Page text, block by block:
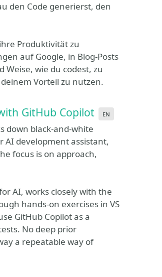
den Code generierst, den
Produktivität zu
auf Google, in Blog-Posts
Weise, wie du codest, zu
Vorteil zu nutzen.
GitHub Copilot en
down black-and-white
AI development assistant,
focus is on approach,
AI, works closely with the
hands-on exercises in VS
GitHub Copilot as a
No deep prior
a repeatable way of